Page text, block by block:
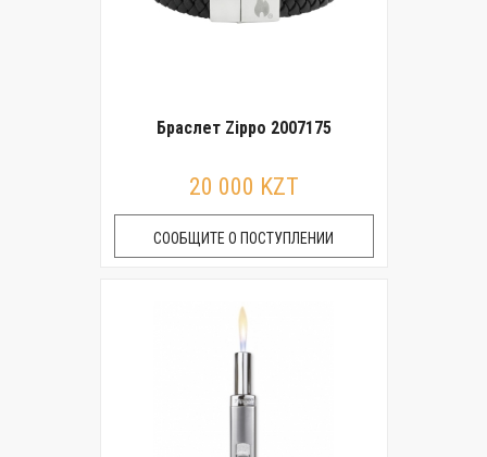
Браслет Zippo 2007175
20 000 KZT
СООБЩИТЕ О ПОСТУПЛЕНИИ